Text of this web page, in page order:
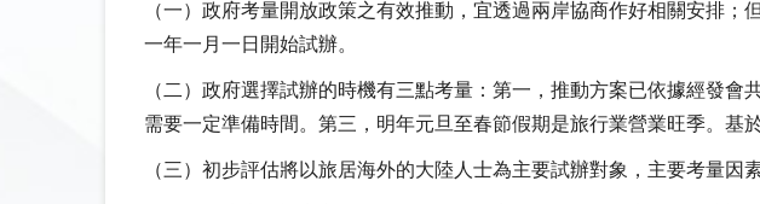
（一）政府考量開放政策之有效推動，宜透過兩岸協商作好相關安排
一年一月一日開始試辦。
（二）政府選擇試辦的時機有三點考量：第一，推動方案已依據經發
需要一定準備時間。第三，明年元旦至春節假期是旅行業營業旺季。基
（三）初步評估將以旅居海外的大陸人士為主要試辦對象，主要考量因